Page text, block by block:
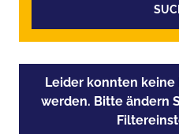
Leider konnten
werden. Bitte ändern